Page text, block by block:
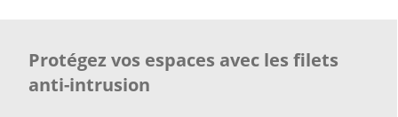
Protégez vos espaces avec les filets
anti-intrusion